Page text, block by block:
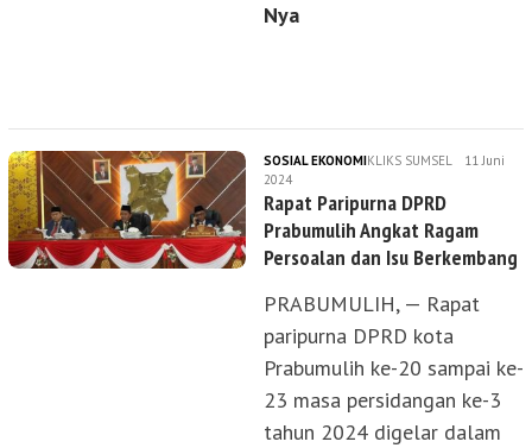
Nya
SOSIAL EKONOMIKLIKS SUMSEL
11 Juni
2024
Rapat Paripurna DPRD
Prabumulih Angkat Ragam
Persoalan dan Isu Berkembang
PRABUMULIH, — Rapat
paripurna DPRD kota
Prabumulih ke-20 sampai ke-
23 masa persidangan ke-3
tahun 2024 digelar dalam